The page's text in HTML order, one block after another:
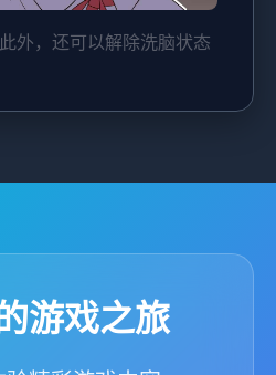
外，还可以解除洗脑状态
游戏之旅